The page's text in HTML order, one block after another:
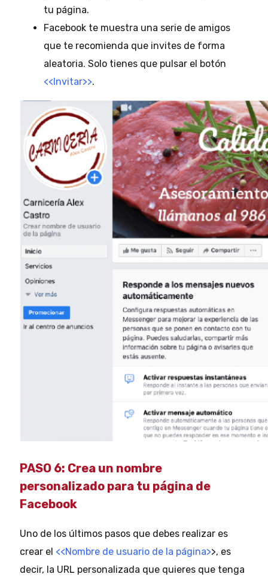
tu página.
Facebook te muestra una serie de amigos
que te recomienda que invites de forma
aleatoria. Solo tienes que pulsar el botón
<<Invitar>>.
PASO 6: Crea un nombre
personalizado para tu página de
Facebook
Uno de los últimos pasos que debes realizar es
crear el <<Nombre de usuario de la página>>, es
decir, la URL personalizada que quieres que tenga